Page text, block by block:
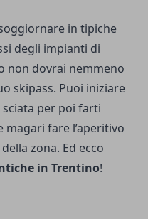
in tipiche
degli impianti di
non dovrai nemmeno
skipass. Puoi iniziare
per poi farti
magari fare l’aperitivo
zona. Ed ecco
in Trentino!